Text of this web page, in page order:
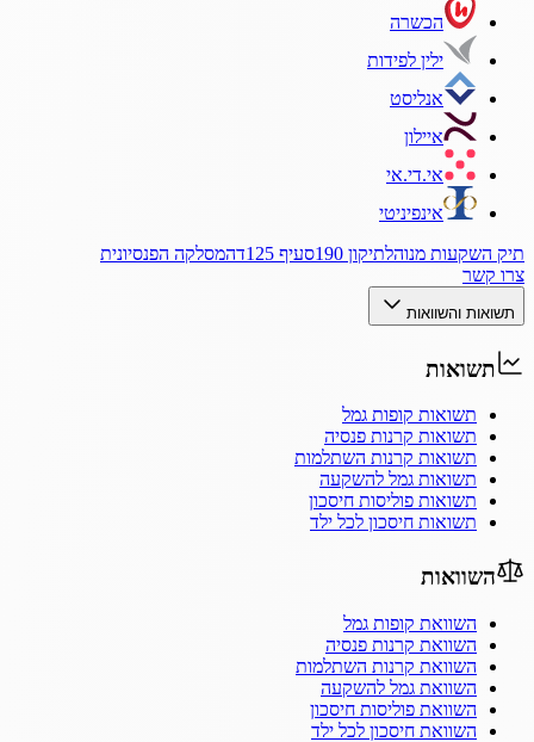
הכשרה
ילין לפידות
אנליסט
איילון
אי.די.אי
אינפיניטי
תיק השקעות מנוהלתיקון 190 סעיף 125ד
המסלקה הפנסיונית
צרו קשר
תשואות והשוואות
תשואות
תשואות קופות גמל
תשואות קרנות פנסיה
תשואות קרנות השתלמות
תשואות גמל להשקעה
תשואות פוליסות חיסכון
תשואות חיסכון לכל ילד
השוואות
השוואת קופות גמל
השוואת קרנות פנסיה
השוואת קרנות השתלמות
השוואת גמל להשקעה
השוואת פוליסות חיסכון
השוואת חיסכון לכל ילד